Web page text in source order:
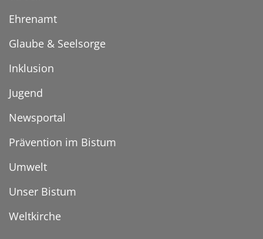
Ehrenamt
Glaube & Seelsorge
Inklusion
Jugend
Newsportal
Prävention im Bistum
Umwelt
Unser Bistum
Weltkirche